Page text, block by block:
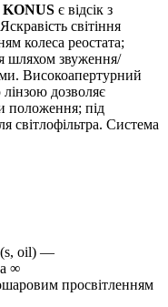
KONUS є відсік з
світіння
колеса реостата;
шляхом звуження/
Високоапертурний
дозволяє
положення; під
світлофільтра. Система
oil) —
∞
просвітленням